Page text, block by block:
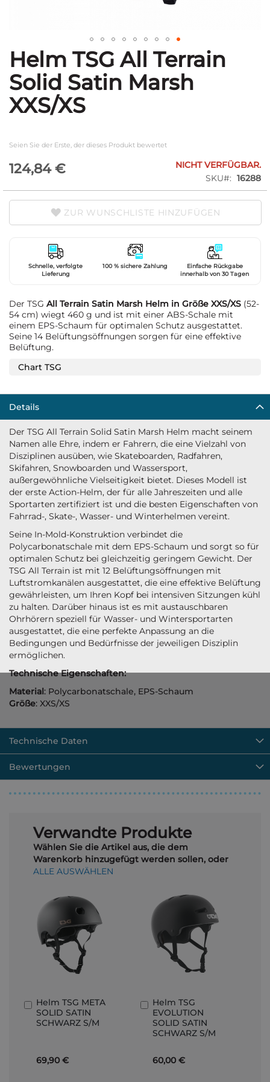
Zum
Anfang
der
Bildgalerie
springen
Helm TSG All Terrain
Solid Satin Marsh
XXS/XS
Seien Sie der Erste, der dieses Produkt bewertet
124,84 €
NICHT VERFÜGBAR.
SKU
16288
ZUR WUNSCHLISTE HINZUFÜGEN
Schnelle, verfolgte
Lieferung
100 % sichere Zahlung
Einfache Rückgabe
innerhalb von 30 Tagen
Der TSG All Terrain Satin Marsh Helm in Größe XXS/XS (52-
54 cm) wiegt 460 g und ist mit einer ABS-Schale mit
einem EPS-Schaum für optimalen Schutz ausgestattet.
Seine 14 Belüftungsöffnungen sorgen für eine effektive
Belüftung.
Chart TSG
Details
Der TSG All Terrain Solid Satin Marsh Helm macht seinem
Namen alle Ehre, indem er Fahrern, die eine Vielzahl von
Disziplinen ausüben, wie Skateboarden, Radfahren,
Skifahren, Snowboarden und Wassersport,
außergewöhnliche Vielseitigkeit bietet. Dieses Modell ist
der erste Action-Helm, der für alle Jahreszeiten und alle
Sportarten zertifiziert ist und die besten Eigenschaften von
Fahrrad-, Skate-, Wasser- und Winterhelmen vereint.
Seine In-Mold-Konstruktion verbindet die
Polycarbonatschale mit dem EPS-Schaum und sorgt so für
optimalen Schutz bei gleichzeitig geringem Gewicht. Der
TSG All Terrain ist mit 12 Belüftungsöffnungen mit
Luftstromkanälen ausgestattet, die eine effektive Belüftung
gewährleisten, um Ihren Kopf bei intensiven Sitzungen kühl
zu halten. Darüber hinaus ist es mit austauschbaren
Ohrhörern speziell für Wasser- und Wintersportarten
ausgestattet, die eine perfekte Anpassung an die
Bedingungen und Bedürfnisse der jeweiligen Disziplin
ermöglichen.
Technische Eigenschaften:
Material: Polycarbonatschale, EPS-Schaum
Größe: XXS/XS
Technische Daten
Bewertungen
Verwandte Produkte
Wählen Sie die Artikel aus, die dem
Warenkorb hinzugefügt werden sollen, oder
ALLE AUSWÄHLEN
Helm TSG META
SOLID SATIN
SCHWARZ S/M
69,90 €
In
den
Warenkorb
Helm TSG
EVOLUTION
SOLID SATIN
SCHWARZ S/M
60,00 €
In
den
Warenkorb